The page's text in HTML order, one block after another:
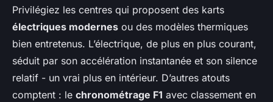
Privilégiez les centres qui proposent des karts
électriques modernes ou des modèles thermiques
bien entretenus. L’électrique, de plus en plus courant,
séduit par son accélération instantanée et son silence
relatif - un vrai plus en intérieur. D’autres atouts
comptent : le chronométrage F1 avec classement en